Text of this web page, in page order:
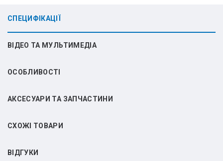
СПЕЦИФІКАЦІЇ
ВІДЕО ТА МУЛЬТИМЕДІА
ОСОБЛИВОСТІ
АКСЕСУАРИ ТА ЗАПЧАСТИНИ
СХОЖІ ТОВАРИ
ВIДГУКИ